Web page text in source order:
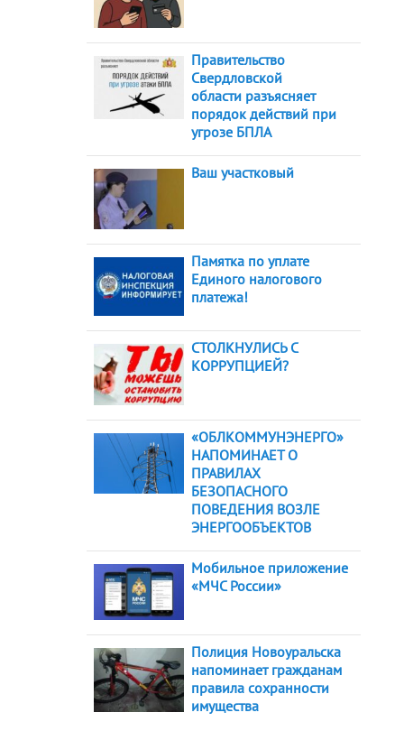
Правительство
Свердловской
области разъясняет
порядок действий при
угрозе БПЛА
Ваш участковый
Памятка по уплате
Единого налогового
платежа!
СТОЛКНУЛИСЬ С
КОРРУПЦИЕЙ?
«ОБЛКОММУНЭНЕРГО»
НАПОМИНАЕТ О
ПРАВИЛАХ
БЕЗОПАСНОГО
ПОВЕДЕНИЯ ВОЗЛЕ
ЭНЕРГООБЪЕКТОВ
Мобильное приложение
«МЧС России»
Полиция Новоуральска
напоминает гражданам
правила сохранности
имущества